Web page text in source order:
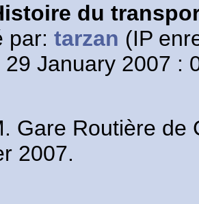
du
par:tarzan (IP
29 January 2007 :
Gare Routière de
2007.